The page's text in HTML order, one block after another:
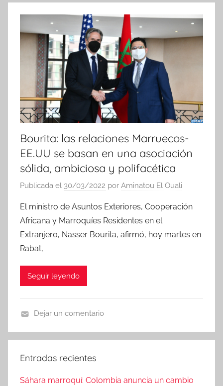
Bourita: las relaciones Marruecos-
EE.UU se basan en una asociación
sólida, ambiciosa y polifacética
Publicada el 30/03/2022 por Aminatou El Ouali
El ministro de Asuntos Exteriores, Cooperación
Africana y Marroquíes Residentes en el
Extranjero, Nasser Bourita, afirmó, hoy martes en
Rabat,
Seguir leyendo
o
c
Dejar un comentario
Entradas recientes
Sáhara marroquí: Colombia anuncia un cambio